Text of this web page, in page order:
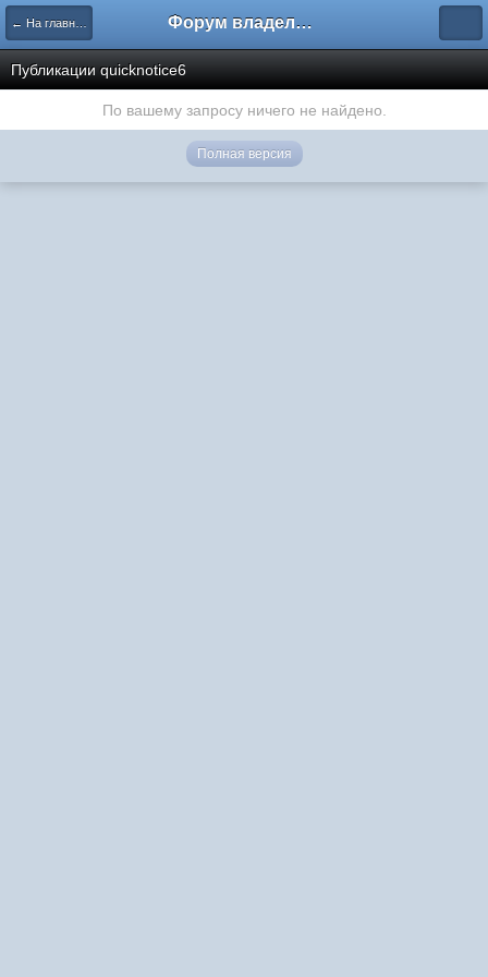
← На главную Форум владельцев интернет-магазинов
Публикации quicknotice6
По вашему запросу ничего не найдено.
Полная версия